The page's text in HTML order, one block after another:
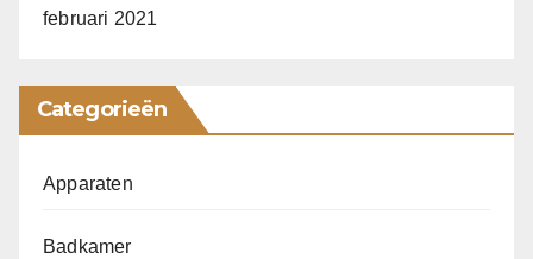
februari 2021
Categorieën
Apparaten
Badkamer